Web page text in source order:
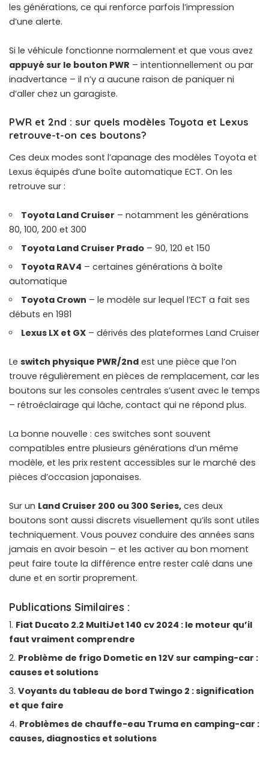
les générations, ce qui renforce parfois l’impression
d’une alerte.
Si le véhicule fonctionne normalement et que vous avez
appuyé sur le bouton PWR – intentionnellement ou par
inadvertance – il n’y a aucune raison de paniquer ni
d’aller chez un garagiste.
PWR et 2nd : sur quels modèles Toyota et Lexus
retrouve-t-on ces boutons?
Ces deux modes sont l’apanage des modèles Toyota et
Lexus équipés d’une boîte automatique ECT. On les
retrouve sur :
Toyota Land Cruiser – notamment les générations
80, 100, 200 et 300
Toyota Land Cruiser Prado – 90, 120 et 150
Toyota RAV4 – certaines générations à boîte
automatique
Toyota Crown – le modèle sur lequel l’ECT a fait ses
débuts en 1981
Lexus LX et GX – dérivés des plateformes Land Cruiser
Le switch physique PWR/2nd est une pièce que l’on
trouve régulièrement en pièces de remplacement, car les
boutons sur les consoles centrales s’usent avec le temps
– rétroéclairage qui lâche, contact qui ne répond plus.
La bonne nouvelle : ces switches sont souvent
compatibles entre plusieurs générations d’un même
modèle, et les prix restent accessibles sur le marché des
pièces d’occasion japonaises.
Sur un Land Cruiser 200 ou 300 Series, ces deux
boutons sont aussi discrets visuellement qu’ils sont utiles
techniquement. Vous pouvez conduire des années sans
jamais en avoir besoin – et les activer au bon moment
peut faire toute la différence entre rester calé dans une
dune et en sortir proprement.
Publications Similaires :
Fiat Ducato 2.2 MultiJet 140 cv 2024 : le moteur qu’il
faut vraiment comprendre
Problème de frigo Dometic en 12V sur camping-car :
causes et solutions
Voyants du tableau de bord Twingo 2 : signification
et que faire
Problèmes de chauffe-eau Truma en camping-car :
causes, diagnostics et solutions